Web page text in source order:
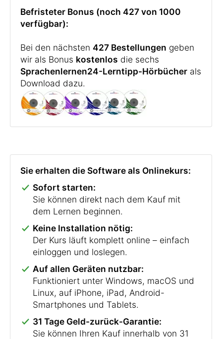
Befristeter Bonus (noch 427 von 1000
verfügbar):
Bei den nächsten 427 Bestellungen geben
wir als Bonus kostenlos die sechs
Sprachenlernen24-Lerntipp-Hörbücher als
Download dazu.
Sie erhalten die Software als Onlinekurs:
Sofort starten:
Sie können direkt nach dem Kauf mit
dem Lernen beginnen.
Keine Installation nötig:
Der Kurs läuft komplett online – einfach
einloggen und loslegen.
Auf allen Geräten nutzbar:
Funktioniert unter Windows, macOS und
Linux, auf iPhone, iPad, Android-
Smartphones und Tablets.
31 Tage Geld-zurück-Garantie:
Sie können Ihren Kauf innerhalb von 31